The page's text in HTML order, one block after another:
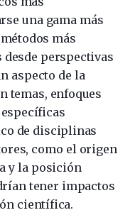
una gama más
más
perspectivas
aspecto de la
temas, enfoques
de disciplinas
como el origen
y la posición
tener impactos
científica.